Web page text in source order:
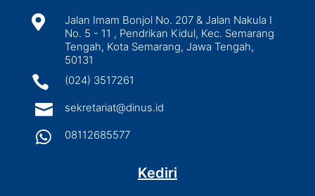

Jalan Imam Bonjol No. 207 & Jalan Nakula I
No. 5 - 11 , Pendrikan Kidul, Kec. Semarang
Tengah, Kota Semarang, Jawa Tengah,
50131
 (024) 3517261
 sekretariat@dinus.id
 08112685577
Kediri